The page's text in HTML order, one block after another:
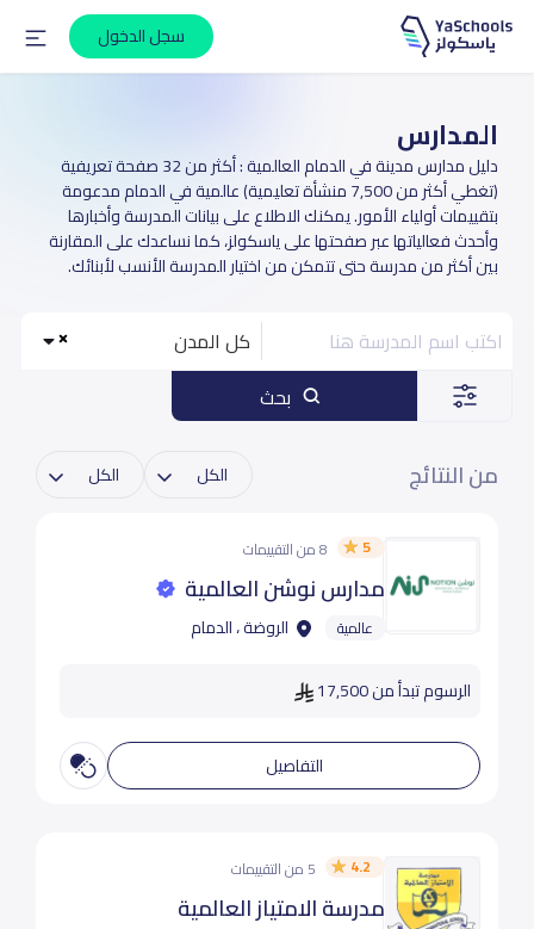
سجل الدخول
المدارس
دليل مدارس مدينة في الدمام العالمية : أكثر من 32 صفحة تعريفية
(تغطي أكثر من 7,500 منشأة تعليمية) عالمية في الدمام مدعومة
بتقييمات أولياء الأمور. يمكنك الاطلاع على بيانات المدرسة وأخبارها
وأحدث فعالياتها عبر صفحتها على ياسكولز، كما نساعدك على المقارنة
بين أكثر من مدرسة حتى تتمكن من اختيار المدرسة الأنسب لأبنائك.
كل المدن
من النتائج
5 8 من التقييمات
مدارس نوشن العالمية
عالمية الروضة ، الدمام
الرسوم تبدأ من 17,500
التفاصيل
4.2 5 من التقييمات
مدرسة الامتياز العالمية